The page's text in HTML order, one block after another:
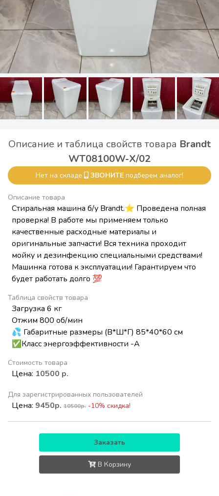
Описание и таблица свойств товара Brandt
WT08100W-X/02
Нет на складе ЗВОНИТЕ подберем аналог!
Описание товара
Стиральная машина б/у Brandt.⭐ Проведена полная
проверка! В работе мы применяем только
качественные расходные материалы и
оригинальные запчасти! Вся техника проходит
мойку и дезинфекцию специальными средствами!
Машинка готова к эксплуатации! Гарантируем что
будет работать долго 💯
Таблица свойств товара
Загрузка 6 кг
Отжим 800 об/мин
💦 Габаритные размеры (В*Ш*Г) 85*40*60 см
✅Класс энергоэффективности -А
Стоимость товара
Цена: 10500 р.
Для зарегистрированных пользователей
Цена: 9450р. 10500р. -10% скидка!
Заказать
В Корзину